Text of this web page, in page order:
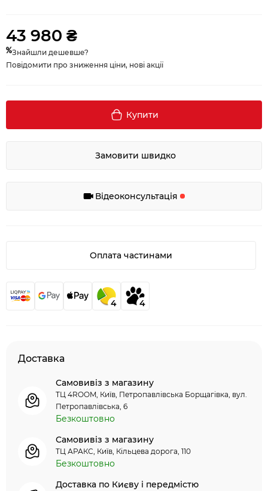
43 980 ₴
Знайшли дешевше?
Повідомити про зниження ціни, нові акції
Купити
Замовити швидко
Відеоконсультація
Оплата частинами
4 4
Доставка
Самовивіз з магазину
ТЦ 4ROOM, Київ, Петропавлівська Борщагівка, вул.
Петропавлівська, 6
Безкоштовно
Самовивіз з магазину
ТЦ АРАКС, Київ, Кільцева дорога, 110
Безкоштовно
Доставка по Києву і передмістю